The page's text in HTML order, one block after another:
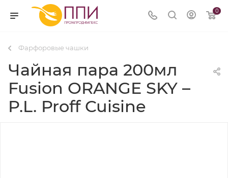
0
Фарфоровые чашки
Чайная пара 200мл
Fusion ORANGE SKY –
P.L. Proff Cuisine